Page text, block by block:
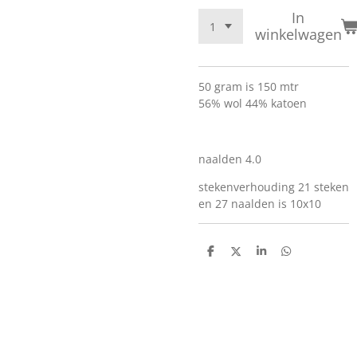
In
winkelwagen
50 gram is 150 mtr
56% wol 44% katoen
naalden 4.0
stekenverhouding 21 steken
en 27 naalden is 10x10
D
D
S
D